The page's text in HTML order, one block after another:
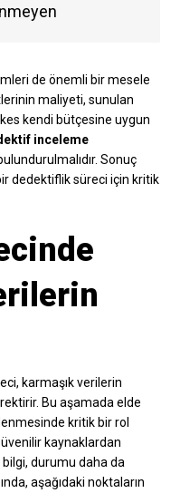
de önemli bir mesele
maliyeti, sunulan
kendi bütçesine uygun
inceleme
Sonuç
dedektiflik süreci için kritik
karmaşık verilerin
Bu aşamada elde
kritik bir rol
kaynaklardan
durumu daha da
aşağıdaki noktaların